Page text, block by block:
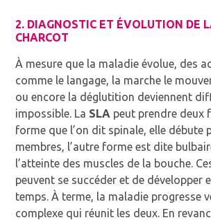
2. DIAGNOSTIC ET ÉVOLUTION DE
CHARCOT
À mesure que la maladie évolue, des
comme le langage, la marche le
ou encore la déglutition deviennent
impossible. La SLA peut prendre deux
forme que l’on dit spinale, elle débute
membres, l’autre forme est dite
l’atteinte des muscles de la bouche.
peuvent se succéder et de développer
temps. À terme, la maladie progresse
complexe qui réunit les deux. En